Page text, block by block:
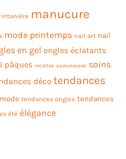
manucure
mode printemps nail art nail
en gel ongles éclatants
pâques recettes savoureuses soins
déco tendances
tendances ongles tendances
été élégance